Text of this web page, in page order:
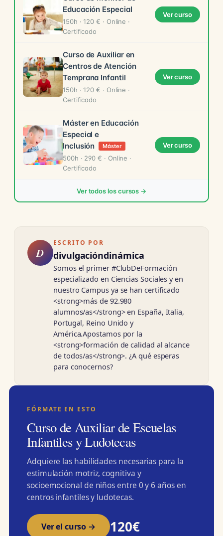
Educación Especial
150h · 120 € · Online ·
Certificado
Ver curso
Curso de Auxiliar en
Centros de Atención
Temprana Infantil
150h · 120 € · Online ·
Certificado
Ver curso
Máster en Educación
Especial e
Inclusión
Máster
500h · 290 € · Online ·
Certificado
Ver curso
Ver todos los cursos →
D
ESCRITO POR
divulgacióndinámica
Somos el primer #ClubDeFormación
especializado en Ciencias Sociales y en
nuestro Campus ya se han certificado
<strong>más de 92.980
alumnos/as</strong> en España, Italia,
Portugal, Reino Unido y
América.Apostamos por la
<strong>formación de calidad al alcance
de todos/as</strong>. ¿A qué esperas
para conocernos?
FÓRMATE EN ESTO
Curso de Auxiliar de Escuelas
Infantiles y Ludotecas
Adquiere las habilidades necesarias para la
estimulación motriz, cognitiva y
socioemocional de niños entre 0 y 6 años en
centros infantiles y ludotecas.
Ver el curso → 120€